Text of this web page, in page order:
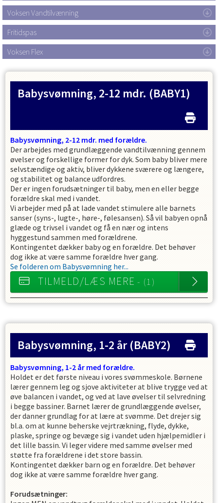
Voksen Vandtilvænning
Fritidspas
Voksen Flex
Babysvømning, 2-12 mdr. (BABY1)
Babysvømning, 2-12 mdr. med forældre.
Der arbejdes med grundlæggende vandtilvænning gennem
øvelser og forskellige former for dyk. Som baby bliver mere
selvstændige og aktiv, bliver dykkene sværere og længere,
og stabilitet og balance udfordres.
Der er ingen forudsætninger til baby, men en eller begge
forældre skal med i vandet.
Vi arbejder med på at lade vandet stimulere alle barnets
sanser (syns-, lugte-, høre-, følesansen). Så vil babyen opnå
glæde og trivsel i vandet og få en nær og intens
hyggestund sammen med forældrene.
Kontingentet dækker baby og en forældre. Det behøver
dog ikke at være samme forældre hver gang.
Se folderen om Babysvømning her...
TILMELD/LÆS MERE - (1)
Babysvømning, 1-2 år (BABY2)
Babysvømning, 1-2 år med forældre.
Holdet er det første niveau i vores svømmeskole. Børnene
lærer gennem leg og sjove aktiviteter at blive trygge ved at
øve balancen i vandet, og ved at lave øvelser til selvredning
i begge bassiner. Barnet lærer de grundlæggende øvelser,
der danner grundlag for at lære at svømme. Det drejer sig
bl.a. om at kunne beherske vejrtrækning, flyde, dykke,
plaske, springe og bevæge sig i vandet uden hjælpemidler i
det lille bassin. Vi leger videre med samme øvelser med
støtte fra forældrene i det store bassin.
Kontingentet dækker barn og en forældre. Det behøver
dog ikke at være samme forældre hver gang.
Forudsætninger: